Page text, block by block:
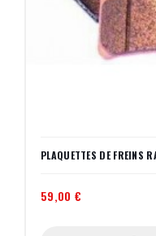
PLAQUETTES DE
59,00 €